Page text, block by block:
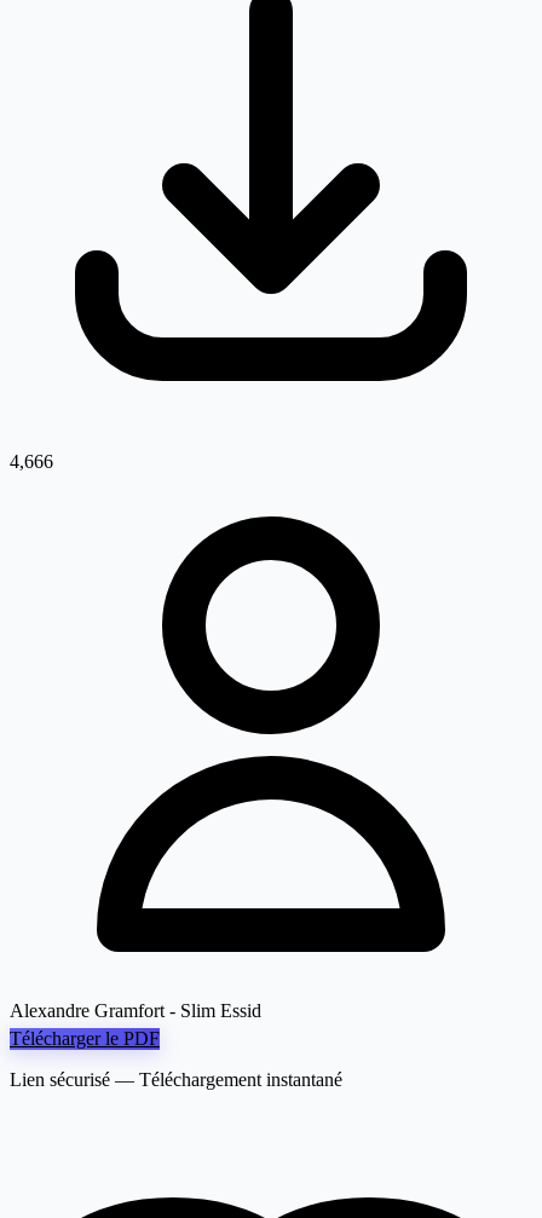
4,666
Alexandre Gramfort - Slim Essid
Télécharger le PDF
Lien sécurisé — Téléchargement instantané